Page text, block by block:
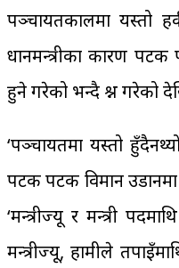
पञ्चायतकालमा यस्तो
प्रधानमन्त्रीका कारण
हुने गरेको भन्दै प्रश्न गरेको
‘पञ्चायतमा यस्तो
पटक पटक विमान
‘मन्त्रीज्यू र मन्त्री
मन्त्रीज्यू, हामीले